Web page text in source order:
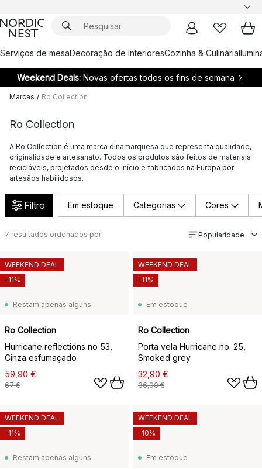
Serviços de mesaDecoração de InterioresCozinha & Culinária
Weekend Deals: Novas ofertas todos os fins de semana
Marcas / Ro Collection
Ro Collection
A Ro Collection é uma marca dinamarquesa que representa qualidade,
originalidade e artesanato. Todos os produtos são feitos de materiais
recicláveis, projetados desde o início e fabricados na Europa por
artesãos habilidosos.
Filtro Em estoque Categorias Cores
7 resultados ordenados por Popularidade
Restam apenas alguns
Ro Collection
Hurricane reflections no 53,
Cinza esfumaçado
59,90 €
67 €
WEEKEND DEAL
-11%
Em estoque
Ro Collection
Porta vela Hurricane no. 25,
Smoked grey
32,90 €
36,90 €
WEEKEND DEAL
-11%
Restam apenas alguns
WEEKEND DEAL
-11%
Em estoque
WEEKEND DEAL
-10%